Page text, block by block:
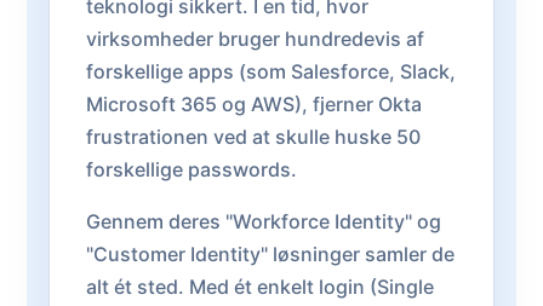
teknologi sikkert. I en tid, hvor
virksomheder bruger hundredevis af
forskellige apps (som Salesforce, Slack,
Microsoft 365 og AWS), fjerner Okta
frustrationen ved at skulle huske 50
forskellige passwords.
Gennem deres "Workforce Identity" og
"Customer Identity" løsninger samler de
alt ét sted. Med ét enkelt login (Single